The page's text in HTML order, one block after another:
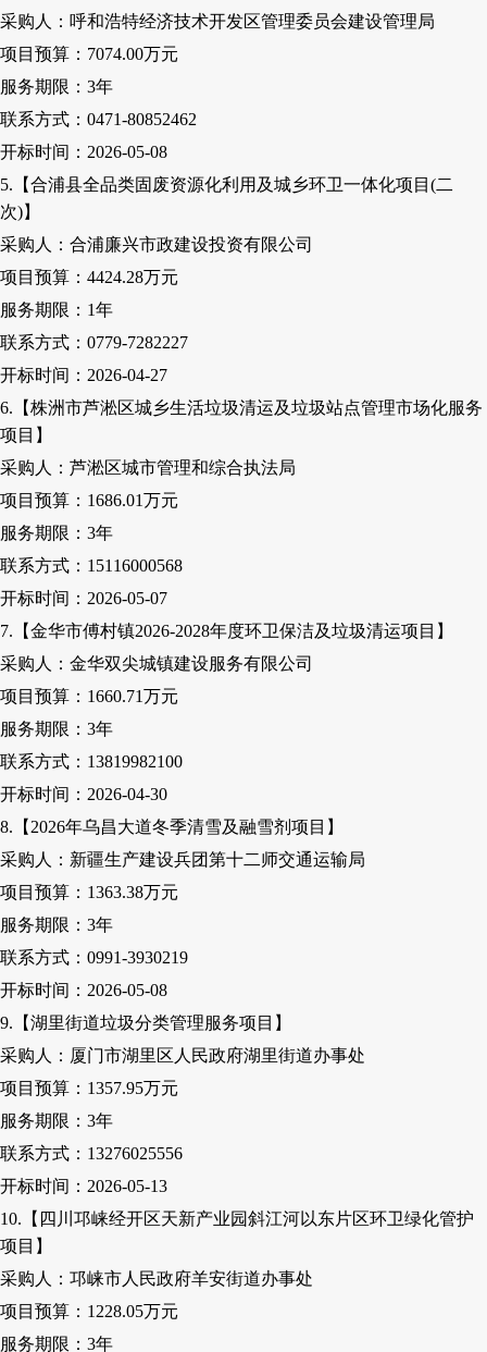
采购人
：呼和浩特经济技术开发区管理委员会建设管理局
项目预算： 7074.00万元
服务期限： 3年
联系方式： 0471-80852462
开标时间： 2026-05-08
5.【合浦县全品类固废资源化利用及城乡环卫一体化项目(二
次)】
采购人
：合浦廉兴市政建设投资有限公司
项目预算： 4424.28万元
服务期限： 1年
联系方式： 0779-7282227
开标时间： 2026-04-27
6.【株洲市芦淞区城乡生活垃圾清运及垃圾站点管理市场化服务
项目】
采购人
：芦淞区城市管理和综合执法局
项目预算： 1686.01万元
服务期限： 3年
联系方式： 15116000568
开标时间： 2026-05-07
7.【金华市傅村镇2026-2028年度环卫保洁及垃圾清运项目】
采购人
：金华双尖城镇建设服务有限公司
项目预算： 1660.71万元
服务期限： 3年
联系方式： 13819982100
开标时间： 2026-04-30
8.【2026年乌昌大道冬季清雪及融雪剂项目】
采购人
：新疆生产建设兵团第十二师交通运输局
项目预算： 1363.38万元
服务期限： 3年
联系方式： 0991-3930219
开标时间： 2026-05-08
9.【湖里街道垃圾分类管理服务项目】
采购人
：厦门市湖里区人民政府湖里街道办事处
项目预算： 1357.95万元
服务期限： 3年
联系方式： 13276025556
开标时间： 2026-05-13
10.【四川邛崃经开区天新产业园斜江河以东片区环卫绿化管护
项目】
采购人
：邛崃市人民政府羊安街道办事处
项目预算： 1228.05万元
服务期限： 3年